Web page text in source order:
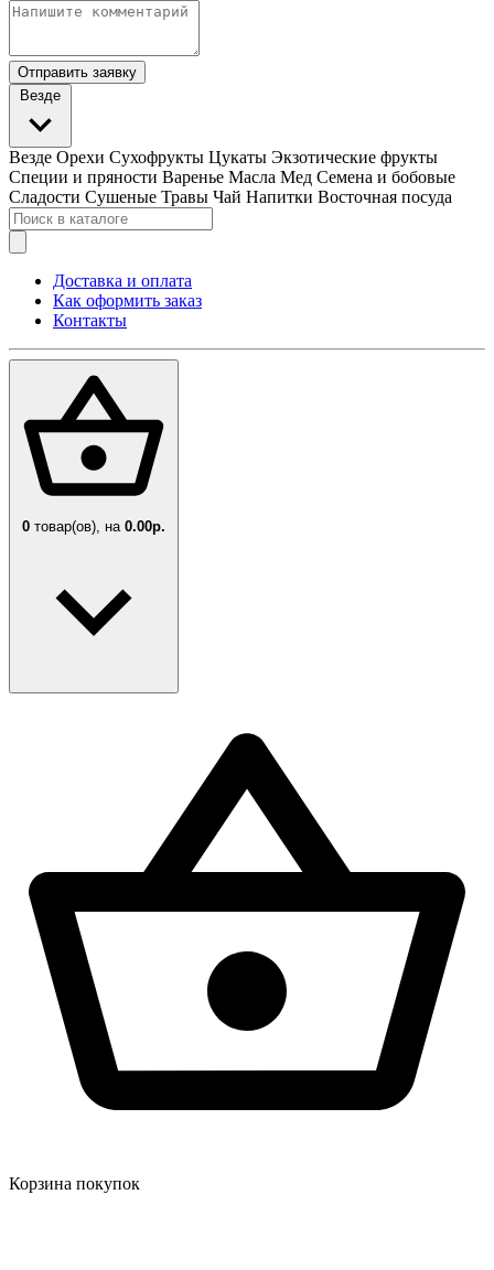
Отправить заявку
Везде
Везде Орехи Сухофрукты Цукаты Экзотические фрукты
Специи и пряности Варенье Масла Мед Семена и бобовые
Сладости Сушеные Травы Чай Напитки Восточная посуда
Доставка и оплата
Как оформить заказ
Контакты
0 товар(ов), на 0.00р.
Корзина покупок